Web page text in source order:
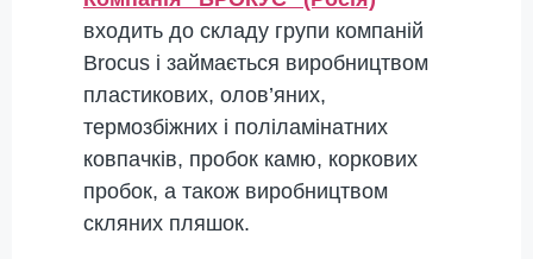
входить до складу групи компаній
Brocus і займається виробництвом
пластикових, олов’яних,
термозбіжних і поліламінатних
ковпачків, пробок камю, коркових
пробок, а також виробництвом
скляних пляшок.